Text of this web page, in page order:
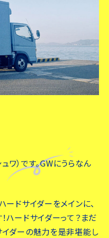
ワ）です。GWにうらなん
ードサイダーをメインに、
ハードサイダーって？まだ
イダーの魅力を是非堪能し